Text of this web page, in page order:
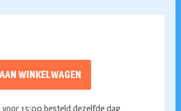
WINKELWAGEN
15:00 besteld dezelfde dag